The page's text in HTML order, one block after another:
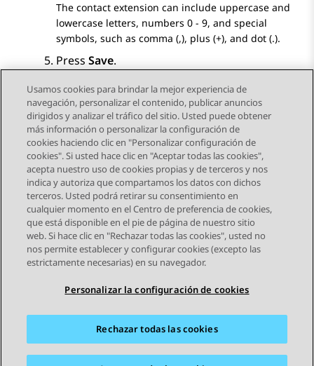
The contact extension can include uppercase and
lowercase letters, numbers 0 - 9, and special
symbols, such as comma (,), plus (+), and dot (.).
Press Save.
Send Feedback
Navegación de tema
Tema anterior Tema siguiente
STAY CONNECTED
Mapa del sitio Condiciones de Uso
Privacidad
Política de Cookies
Marcas registradas
Usamos cookies para brindar la mejor experiencia de
navegación, personalizar el contenido, publicar anuncios
dirigidos y analizar el tráfico del sitio. Usted puede obtener
más información o personalizar la configuración de
cookies haciendo clic en "Personalizar configuración de
cookies". Si usted hace clic en "Aceptar todas las cookies",
acepta nuestro uso de cookies propias y de terceros y nos
indica y autoriza que compartamos los datos con dichos
terceros. Usted podrá retirar su consentimiento en
cualquier momento en el Centro de preferencia de cookies,
que está disponible en el pie de página de nuestro sitio
web. Si hace clic en "Rechazar todas las cookies", usted no
nos permite establecer y configurar cookies (excepto las
estrictamente necesarias) en su navegador.
Personalizar la configuración de cookies
Rechazar todas las cookies